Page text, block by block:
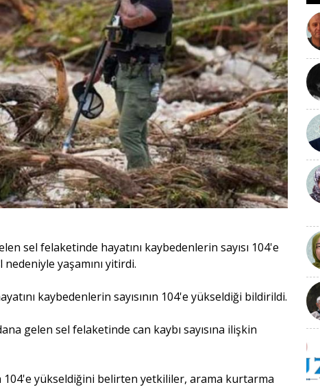
sel felaketinde hayatını kaybedenlerin sayısı 104'e
yaşamını yitirdi.
kaybedenlerin sayısının 104'e yükseldiği bildirildi.
gelen sel felaketinde can kaybı sayısına ilişkin
104'e yükseldiğini belirten yetkililer, arama kurtarma